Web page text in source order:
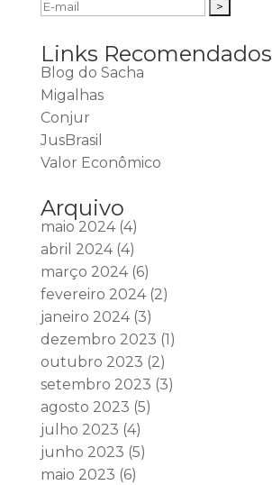
Links Recomendados
Blog do Sacha
Migalhas
Conjur
JusBrasil
Valor Econômico
Arquivo
maio 2024(4)
abril 2024(4)
março 2024(6)
fevereiro 2024(2)
janeiro 2024(3)
dezembro 2023 (1)
outubro 2023 (2)
setembro 2023 (3)
agosto 2023 (5)
julho 2023 (4)
junho 2023 (5)
maio 2023 (6)